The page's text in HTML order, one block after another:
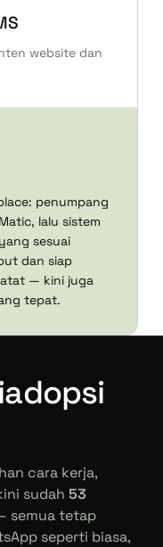
website dan
penumpang
lalu sistem
sesuai
dan siap
— kini juga
tepat.
cara kerja,
sudah 53
semua tetap
seperti biasa,